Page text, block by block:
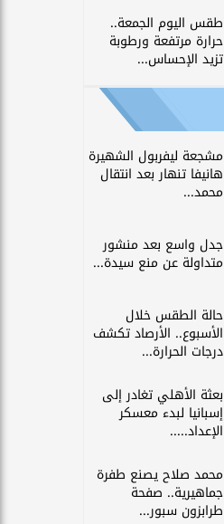
طقس اليوم الجمعة..
حرارة مرتفعة ورطوبة
تزيد الإحساس...
مشجعة ليفربول الشهيرة
هانيفا تنهار بعد انتقال
محمد...
جدل واسع بعد منشور
متداولة عن منع سيدة...
حالة الطقس خلال
الأسبوع.. الأرصاد تكشف
درجات الحرارة...
بعثة الأهلي تغادر إلى
إسبانيا لبدء معسكر
الإعداد.....
محمد صلاح يصنع طفرة
جماهيرية.. صفحة
طرابزون سبور...